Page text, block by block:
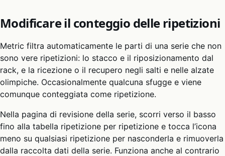
Modificare il conteggio delle ripetizioni
Metric filtra automaticamente le parti di una serie che non
sono vere ripetizioni: lo stacco e il riposizionamento dal
rack, e la ricezione o il recupero negli salti e nelle alzate
olimpiche. Occasionalmente qualcuna sfugge e viene
comunque conteggiata come ripetizione.
Nella pagina di revisione della serie, scorri verso il basso
fino alla tabella ripetizione per ripetizione e tocca l’icona
meno su qualsiasi ripetizione per nasconderla e rimuoverla
dalla raccolta dati della serie. Funziona anche al contrario